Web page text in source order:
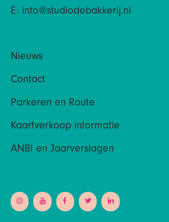
E: info@studiodebakkerij.nl
Nieuws
Contact
Parkeren en Route
Kaartverkoop informatie
ANBI en Jaarverslagen